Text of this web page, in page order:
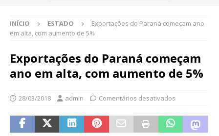
INÍCIO ESTADO
Exportações do Paraná começam ano
em alta, com aumento de 5%
Exportações do Paraná começam
ano em alta, com aumento de 5%
28/03/2018 admin Comentários desativados